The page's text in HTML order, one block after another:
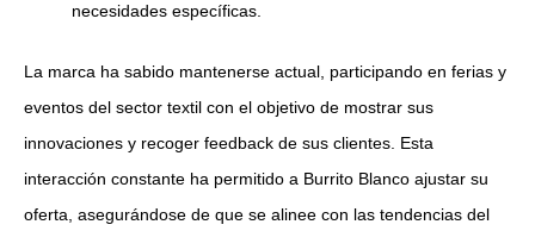
necesidades específicas.
La marca ha sabido mantenerse actual, participando en ferias y
eventos del sector textil con el objetivo de mostrar sus
innovaciones y recoger feedback de sus clientes. Esta
interacción constante ha permitido a Burrito Blanco ajustar su
oferta, asegurándose de que se alinee con las tendencias del